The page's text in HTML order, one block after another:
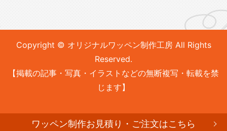
ワッペン制作お見積り・ご注文はこちら
Copyright © オリジナルワッペン制作工房 All Rights
Reserved.
【掲載の記事・写真・イラストなどの無断複写・転載を禁
じます】